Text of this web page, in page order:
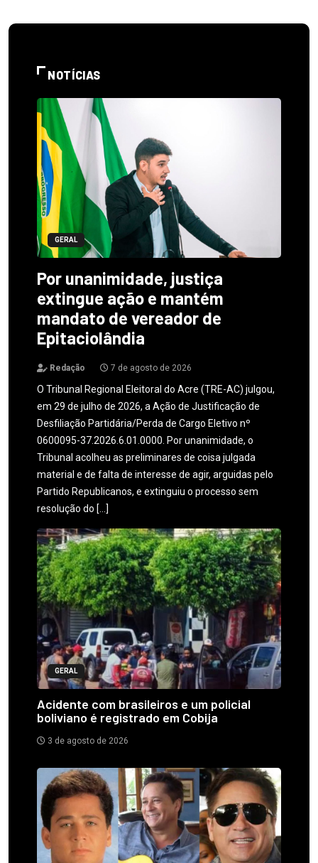
NOTÍCIAS
GERAL
Por unanimidade, justiça
extingue ação e mantém
mandato de vereador de
Epitaciolândia
Redação 7 de agosto de 2026
O Tribunal Regional Eleitoral do Acre (TRE-AC) julgou,
em 29 de julho de 2026, a Ação de Justificação de
Desfiliação Partidária/Perda de Cargo Eletivo nº
0600095-37.2026.6.01.0000. Por unanimidade, o
Tribunal acolheu as preliminares de coisa julgada
material e de falta de interesse de agir, arguidas pelo
Partido Republicanos, e extinguiu o processo sem
resolução do […]
GERAL
Acidente com brasileiros e um policial
boliviano é registrado em Cobija
3 de agosto de 2026